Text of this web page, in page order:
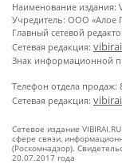
Наименование издания:
Учредитель: ООО «Алое
Главный сетевой
Сетевая редакция:
Знак информационной
Телефон отдела продаж:
Сетевая редакция:
Сетевое издание
сфере связи,
(Роскомнадзор).
20.07.2017 года